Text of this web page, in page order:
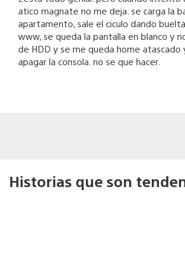
atico magnate no me deja. se carga la
apartamento, sale el ciculo dando
www, se queda la pantalla en blanco y
de HDD y se me queda home atascado
apagar la consola. no se que hacer.
Historias que son